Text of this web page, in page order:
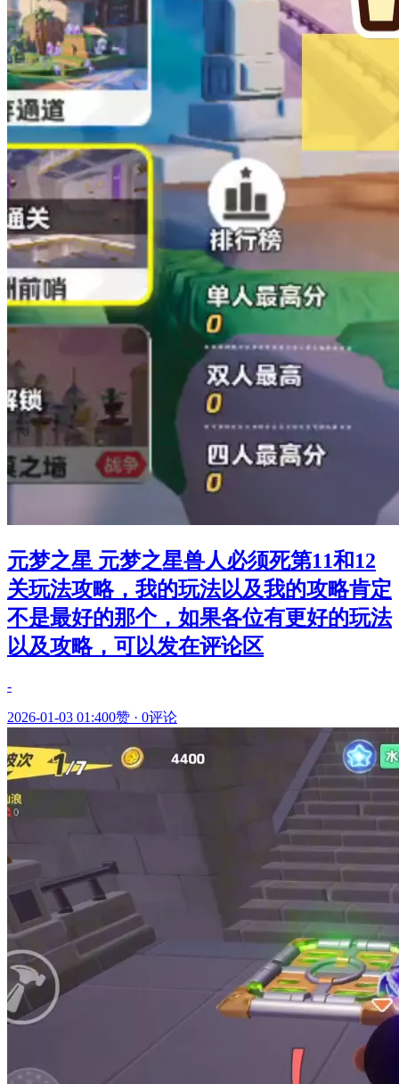
元梦之星 元梦之星兽人必须死第11和12
关玩法攻略，我的玩法以及我的攻略肯定
不是最好的那个，如果各位有更好的玩法
以及攻略，可以发在评论区
-
2026-01-03 01:400赞 · 0评论